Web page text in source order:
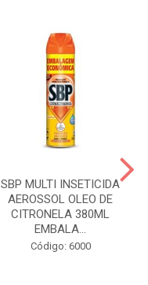
SBP MULTI INSETICIDA
AEROSSOL OLEO DE
CITRONELA 380ML
EMBALA...
Código: 6000